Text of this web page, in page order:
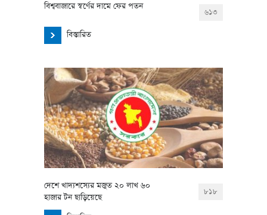
বিশ্ববাজারে স্বর্ণের দামে ফের পতন
৬১৩
বিস্তারিত
দেশে খাদ্যশস্যের মজুত ২০ লাখ ৬০
হাজার টন ছাড়িয়েছে
৮১৮